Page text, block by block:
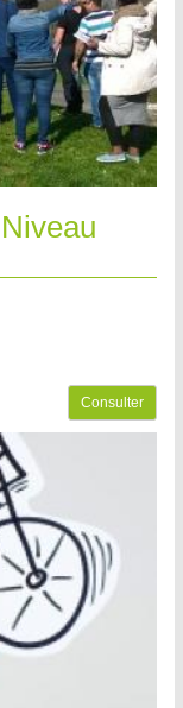
Consulter